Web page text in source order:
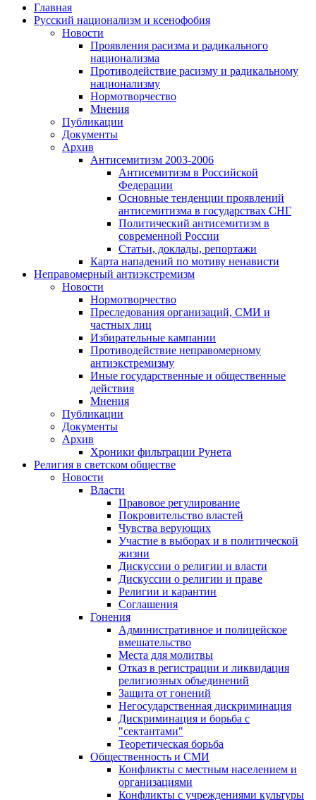
Главная
Русский национализм и ксенофобия
Новости
Проявления расизма и радикального
национализма
Противодействие расизму и радикальному
национализму
Нормотворчество
Мнения
Публикации
Документы
Архив
Антисемитизм 2003-2006
Антисемитизм в Российской
Федерации
Основные тенденции проявлений
антисемитизма в государствах СНГ
Политический антисемитизм в
современной России
Статьи, доклады, репортажи
Карта нападений по мотиву ненависти
Неправомерный антиэкстремизм
Новости
Нормотворчество
Преследования организаций, СМИ и
частных лиц
Избирательные кампании
Противодействие неправомерному
антиэкстремизму
Иные государственные и общественные
действия
Мнения
Публикации
Документы
Архив
Хроники фильтрации Рунета
Религия в светском обществе
Новости
Власти
Правовое регулирование
Покровительство властей
Чувства верующих
Участие в выборах и в политической
жизни
Дискуссии о религии и власти
Дискуссии о религии и праве
Религии и карантин
Соглашения
Гонения
Административное и полицейское
вмешательство
Места для молитвы
Отказ в регистрации и ликвидация
религиозных объединений
Защита от гонений
Негосударственная дискриминация
Дискриминация и борьба с
"сектантами"
Теоретическая борьба
Общественность и СМИ
Конфликты с местным населением и
организациями
Конфликты с учреждениями культуры